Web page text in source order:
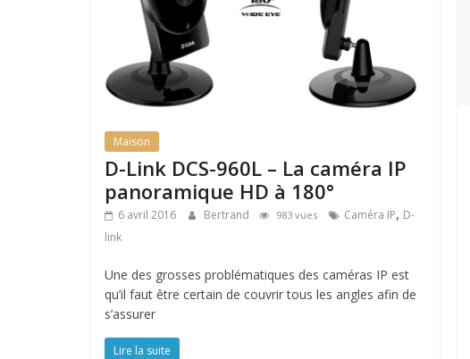
Maison
D-Link DCS-960L – La caméra IP
panoramique HD à 180°
6 avril 2016 Bertrand 983 vues Caméra IP, D-
link
Une des grosses problématiques des caméras IP est
qu’il faut être certain de couvrir tous les angles afin de
s’assurer
Lire la suite